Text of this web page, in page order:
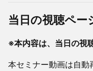
当日の視聴ペー
※本内容は、当日の視
本セミナー動画は自動